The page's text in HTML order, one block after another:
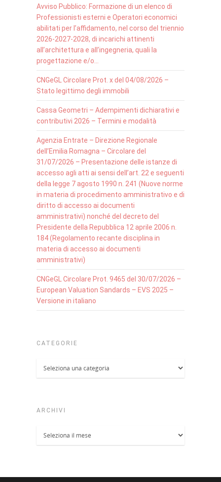
Avviso Pubblico: Formazione di un elenco di
Professionisti esterni e Operatori economici
abilitati per l’affidamento, nel corso del triennio
2026-2027-2028, di incarichi attinenti
all’architettura e all’ingegneria, quali la
progettazione e/o…
CNGeGL Circolare Prot. x del 04/08/2026 –
Stato legittimo degli immobili
Cassa Geometri – Adempimenti dichiarativi e
contributivi 2026 – Termini e modalità
Agenzia Entrate – Direzione Regionale
dell’Emilia Romagna – Circolare del
31/07/2026 – Presentazione delle istanze di
accesso agli atti ai sensi dell’art. 22 e seguenti
della legge 7 agosto 1990 n. 241 (Nuove norme
in materia di procedimento amministrativo e di
diritto di accesso ai documenti
amministrativi) nonché del decreto del
Presidente della Repubblica 12 aprile 2006 n.
184 (Regolamento recante disciplina in
materia di accesso ai documenti
amministrativi)
CNGeGL Circolare Prot. 9465 del 30/07/2026 –
European Valuation Sandards – EVS 2025 –
Versione in italiano
CATEGORIE
ARCHIVI